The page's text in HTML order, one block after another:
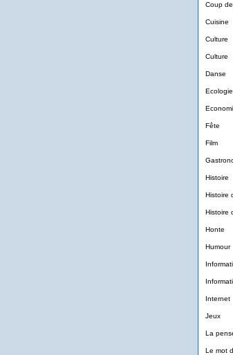
Coup
Cuisine
Culture
Culture
Danse
Ecologie
Fête
Film
Histoire
Histoire
Histoire
Honte
Humour
Internet
Jeux
La
Le mot